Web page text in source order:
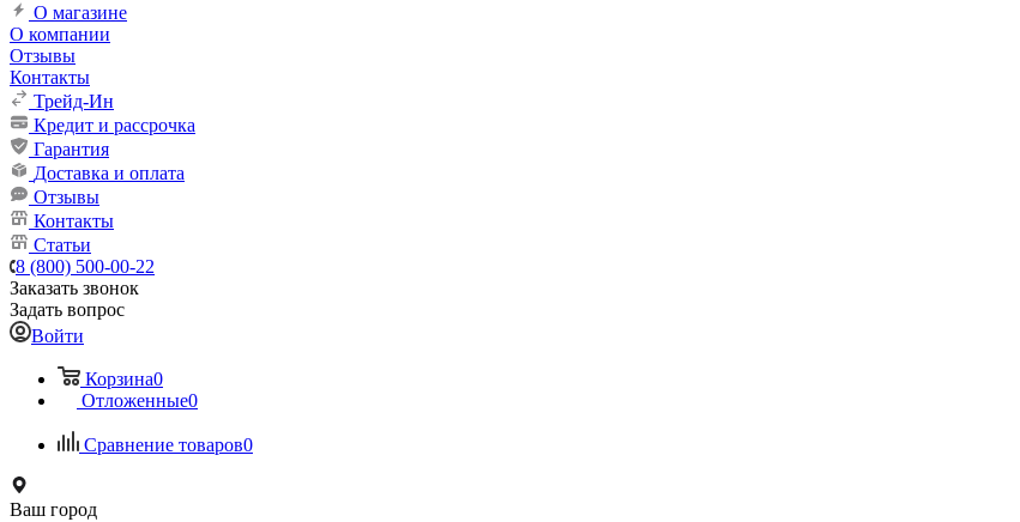
О магазине
О компании
Отзывы
Контакты
Трейд-Ин
Кредит и рассрочка
Гарантия
Доставка и оплата
Отзывы
Контакты
Статьи
8 (800) 500-00-22
Заказать звонок
Задать вопрос
Войти
Корзина0
Отложенные0
Сравнение товаров0
Ваш город